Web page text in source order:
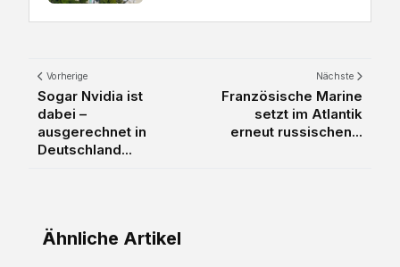
Vorherige
Sogar Nvidia ist
dabei –
ausgerechnet in
Deutschland...
Nächste
Französische Marine
setzt im Atlantik
erneut russischen...
Ähnliche Artikel